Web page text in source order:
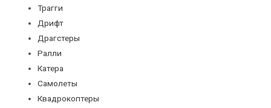
Трагги
Дрифт
Драгстеры
Ралли
Катера
Самолеты
Квадрокоптеры